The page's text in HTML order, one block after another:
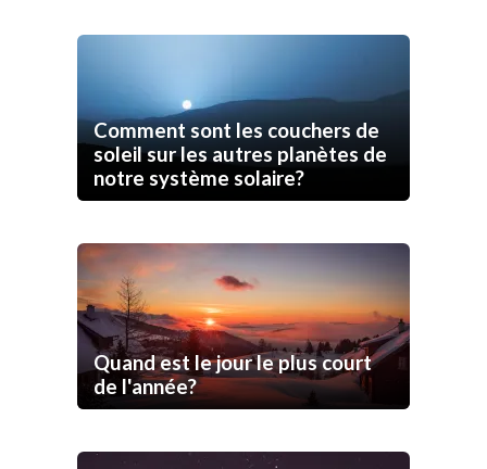
Comment sont les couchers de
soleil sur les autres planètes de
notre système solaire?
Quand est le jour le plus court
de l'année?